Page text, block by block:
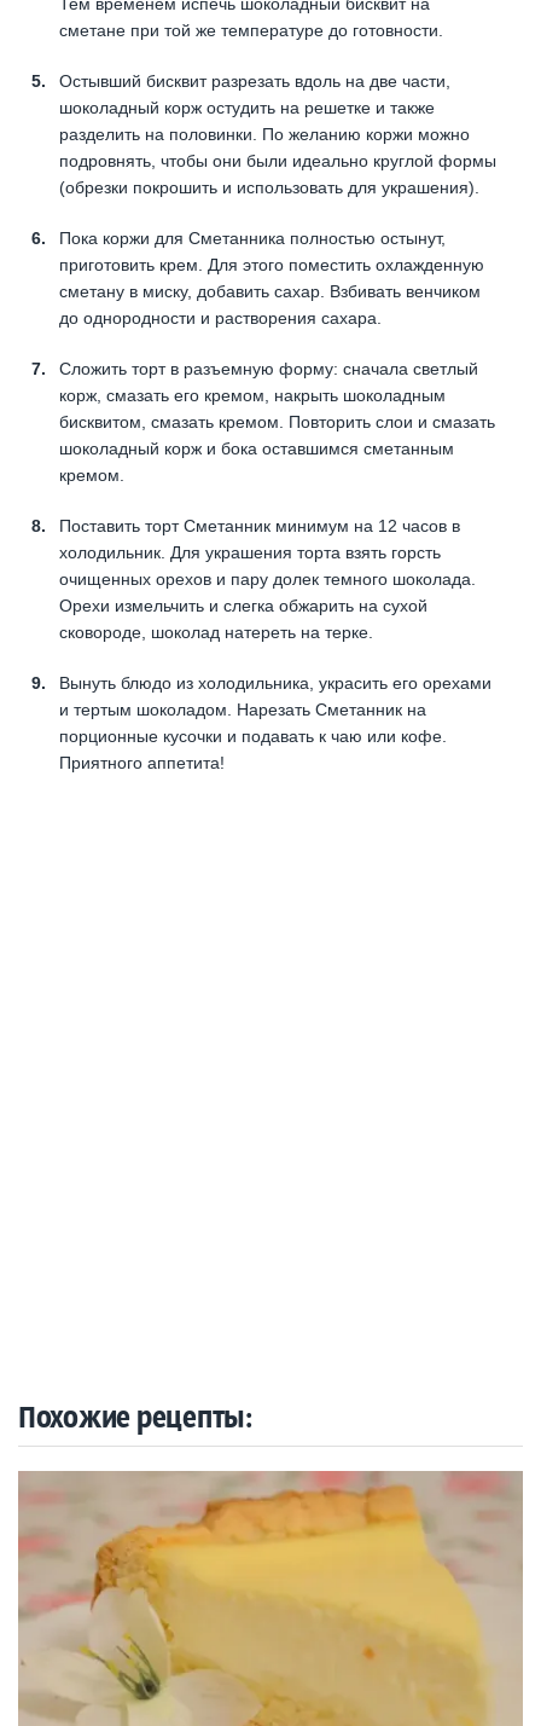
сметане при той же температуре до готовности.
Остывший бисквит разрезать вдоль на две части,
шоколадный корж остудить на решетке и также
разделить на половинки. По желанию коржи можно
подровнять, чтобы они были идеально круглой формы
(обрезки покрошить и использовать для украшения).
Пока коржи для Сметанника полностью остынут,
приготовить крем. Для этого поместить охлажденную
сметану в миску, добавить сахар. Взбивать венчиком
до однородности и растворения сахара.
Сложить торт в разъемную форму: сначала светлый
корж, смазать его кремом, накрыть шоколадным
бисквитом, смазать кремом. Повторить слои и смазать
шоколадный корж и бока оставшимся сметанным
кремом.
Поставить торт Сметанник минимум на 12 часов в
холодильник. Для украшения торта взять горсть
очищенных орехов и пару долек темного шоколада.
Орехи измельчить и слегка обжарить на сухой
сковороде, шоколад натереть на терке.
Вынуть блюдо из холодильника, украсить его орехами
и тертым шоколадом. Нарезать Сметанник на
порционные кусочки и подавать к чаю или кофе.
Приятного аппетита!
Похожие рецепты: